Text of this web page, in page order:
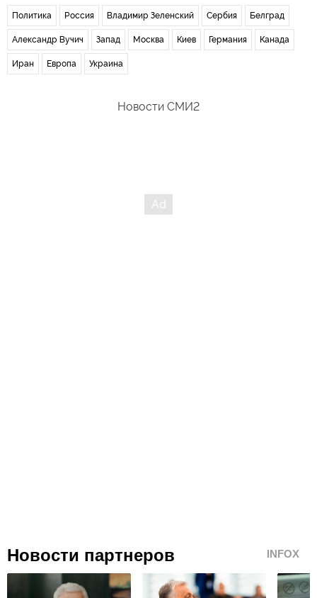
Политика Россия Владимир Зеленский Сербия Белград
Александр Вучич Запад Москва Киев Германия Канада
Иран Европа Украина
Новости СМИ2
Новости партнеров INFOX